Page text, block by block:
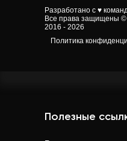
Разработано с ♥
Все права защищены ©
2016 - 2026
Политика
Полезные